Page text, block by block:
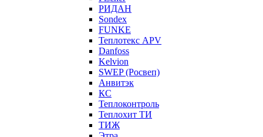
РИДАН
Sondex
FUNKE
Теплотекс APV
Danfoss
Kelvion
SWEP (Росвеп)
Анвитэк
КС
Теплоконтроль
Теплохит ТИ
ТИЖ